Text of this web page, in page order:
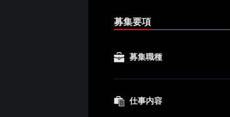
募集要項
募集職種
仕事内容